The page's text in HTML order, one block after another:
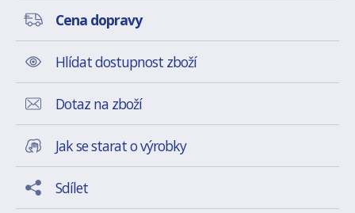
Cena dopravy
Hlídat dostupnost zboží
Dotaz na zboží
Jak se starat o výrobky
Sdílet